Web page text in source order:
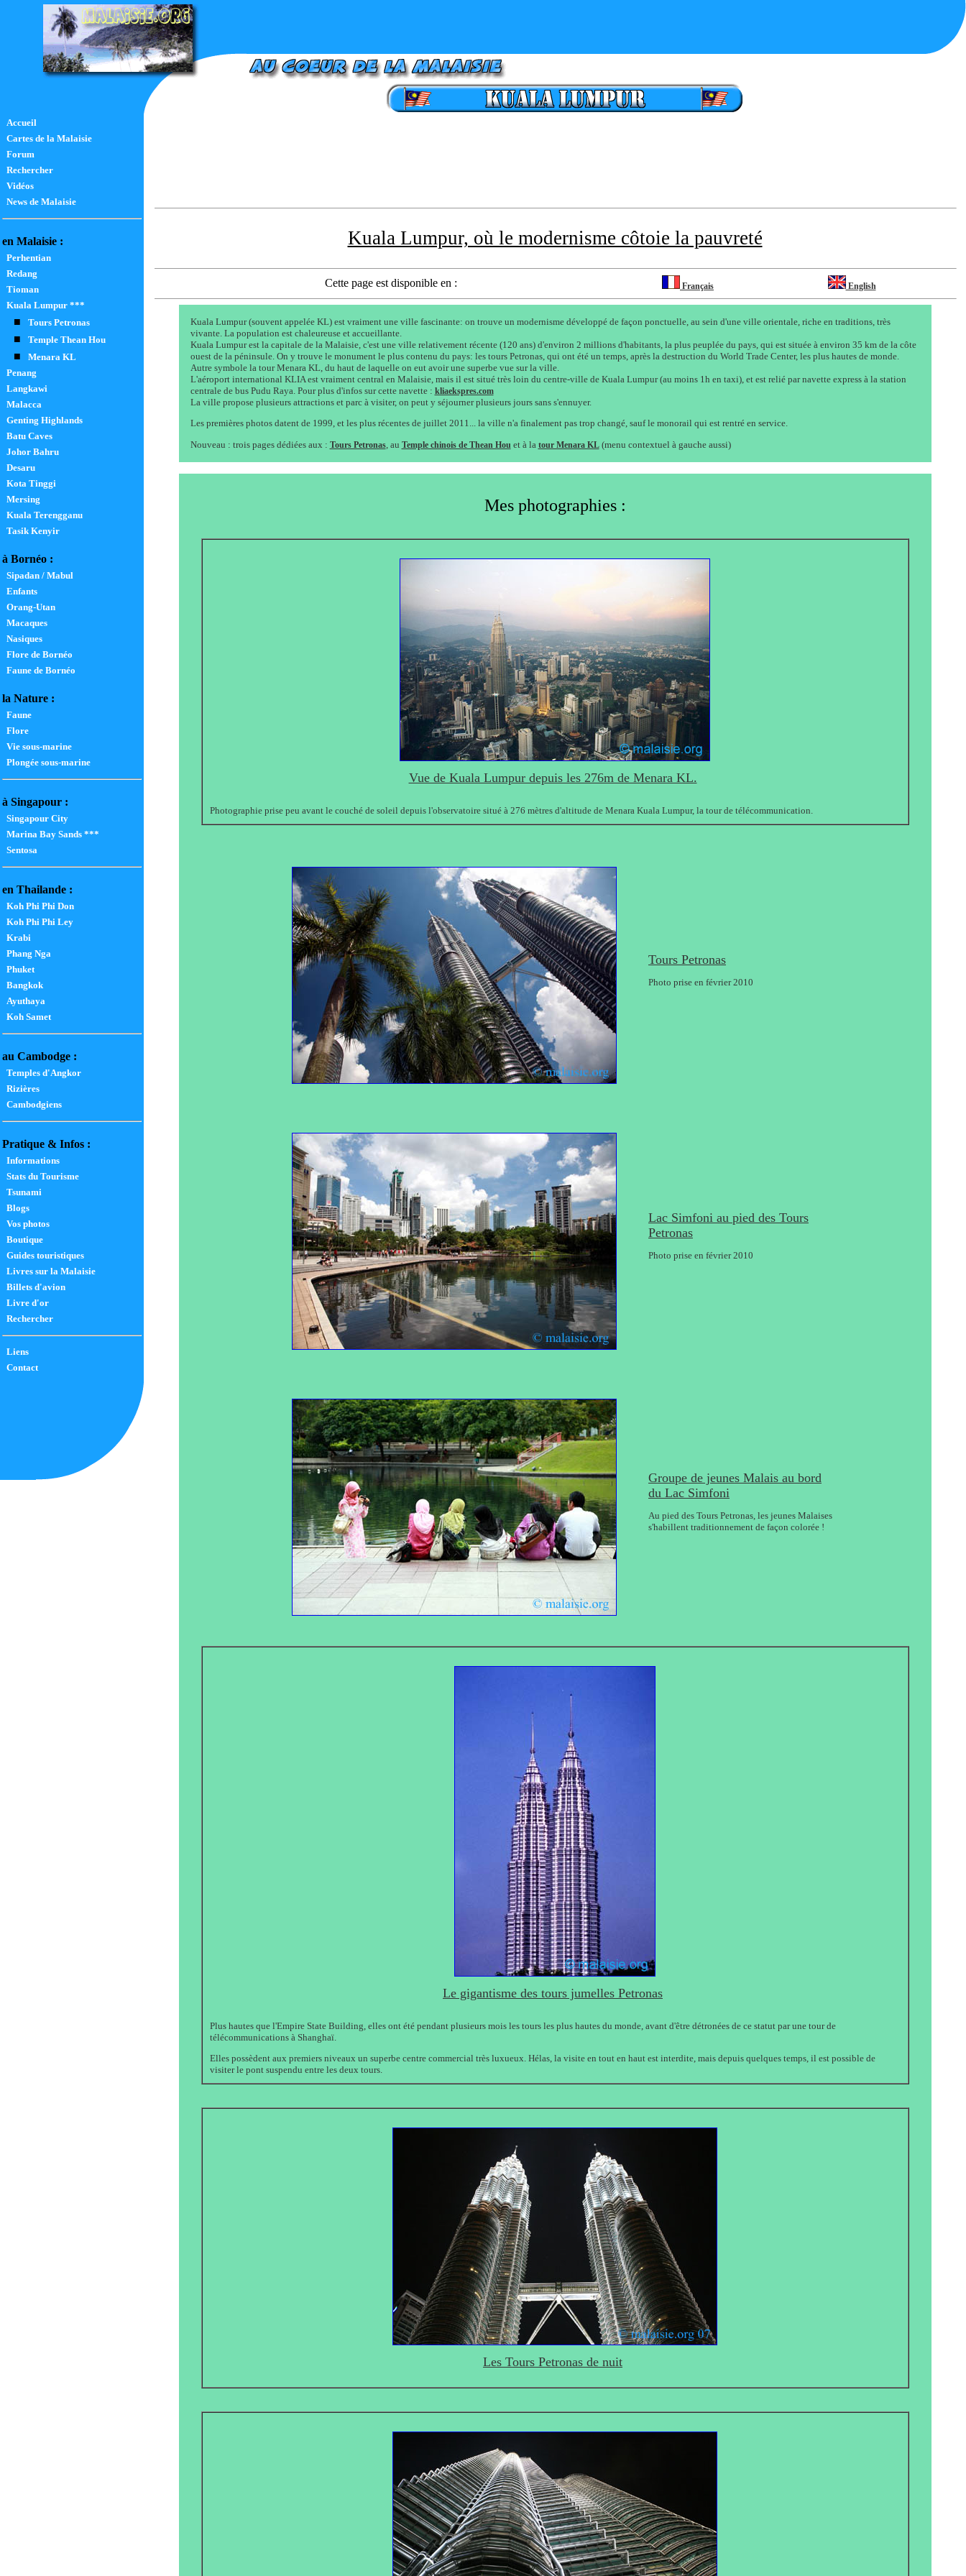
Accueil
Cartes de la Malaisie
Forum
Rechercher
Vidéos
News de Malaisie
en Malaisie :
Perhentian
Redang
Tioman
Kuala Lumpur ***
■ Tours Petronas
■ Temple Thean Hou
■
Menara KL
Penang
Langkawi
Malacca
Genting Highlands
Batu Caves
Johor Bahru
Desaru
Kota Tinggi
Mersing
Kuala Terengganu
Tasik Kenyir
à Bornéo :
Sipadan / Mabul
Enfants
Orang-Utan
Macaques
Nasiques
Flore de Bornéo
Faune de Bornéo
la Nature :
Faune
Flore
Vie sous-marine
Plongée sous-marine
à Singapour :
Singapour City
Marina Bay Sands ***
Sentosa
en Thailande :
Koh Phi Phi Don
Koh Phi Phi Ley
Krabi
Phang Nga
Phuket
Bangkok
Ayuthaya
Koh Samet
au Cambodge :
Temples d'Angkor
Rizières
Cambodgiens
Pratique & Infos :
Informations
Stats du Tourisme
Tsunami
Blogs
Vos photos
Boutique
Guides touristiques
Livres sur la Malaisie
Billets d'avion
Livre d'or
Rechercher
Liens
Contact
Kuala Lumpur, où le modernisme côtoie la pauvreté
Cette page est disponible en : Français English
Kuala Lumpur (souvent appelée KL) est vraiment une ville fascinante: on trouve un modernisme développé de façon ponctuelle, au sein d'une ville orientale, riche en traditions, très
vivante. La population est chaleureuse et accueillante.
Kuala Lumpur est la capitale de la Malaisie, c'est une ville relativement récente (120 ans) d'environ 2 millions d'habitants, la plus peuplée du pays, qui est située à environ 35 km de la côte
ouest de la péninsule. On y trouve le monument le plus contenu du pays: les tours Petronas, qui ont été un temps, après la destruction du World Trade Center, les plus hautes de monde.
Autre symbole la tour Menara KL, du haut de laquelle on eut avoir une superbe vue sur la ville.
L'aéroport international KLIA est vraiment central en Malaisie, mais il est situé très loin du centre-ville de Kuala Lumpur (au moins 1h en taxi), et est relié par navette express à la station
centrale de bus Pudu Raya. Pour plus d'infos sur cette navette : kliaekspres.com
La ville propose plusieurs attractions et parc à visiter, on peut y séjourner plusieurs jours sans s'ennuyer.
Les premières photos datent de 1999, et les plus récentes de juillet 2011... la ville n'a finalement pas trop changé, sauf le monorail qui est rentré en service.
Nouveau : trois pages dédiées aux : Tours Petronas, au Temple chinois de Thean Hou et à la tour Menara KL(menu contextuel à gauche aussi)
Mes photographies :
Vue de Kuala Lumpur depuis les 276m de Menara KL.
Photographie prise peu avant le couché de soleil depuis l'observatoire situé à 276 mètres d'altitude de Menara Kuala Lumpur, la tour de télécommunication.
Tours Petronas
Photo prise en février 2010
Lac Simfoni au pied des Tours
Petronas
Photo prise en février 2010
Groupe de jeunes Malais au bord
du Lac Simfoni
Au pied des Tours Petronas, les jeunes Malaises
s'habillent traditionnement de façon colorée !
Le gigantisme des tours jumelles Petronas
Plus hautes que l'Empire State Building, elles ont été pendant plusieurs mois les tours les plus hautes du monde, avant d'être détronées de ce statut par une tour de
télécommunications à Shanghaï.
Elles possèdent aux premiers niveaux un superbe centre commercial très luxueux. Hélas, la visite en tout en haut est interdite, mais depuis quelques temps, il est possible de
visiter le pont suspendu entre les deux tours.
Les Tours Petronas de nuit